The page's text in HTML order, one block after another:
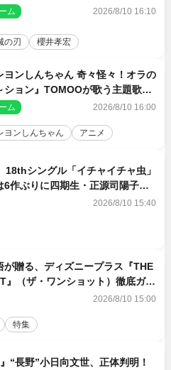
ントレポート到着
ム 2026/8/10 16:10
の刃 櫻井孝宏
ヨンしんちゃん 奇々怪々！オラの
ション』TOMOOが歌う主題歌
たら」PV解禁
ム 2026/8/10 16:00
ヨンしんちゃん アニメ
18thシングル「イチャイチャ虫」
6作ぶりに四期生・正源司陽子
解禁
2026/8/10 15:40
が贈る、ディズニープラス『THE
』（ザ・ワンショット）徹底ガイ
笑い界に一石を投じる“真の笑
2026/8/10 15:00
特集
』“長野”小日向文世、正体判明！